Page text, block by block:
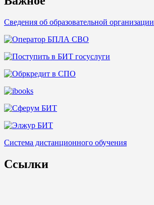
Сведения об образовательной организации
Система дистанционного обучения
Ссылки